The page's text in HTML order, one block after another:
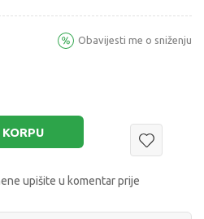
Obavijesti me o sniženju
upišite u komentar prije